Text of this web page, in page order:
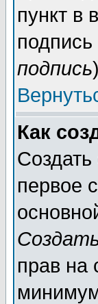
пункт в
подпись
Как
Создать
первое
прав на